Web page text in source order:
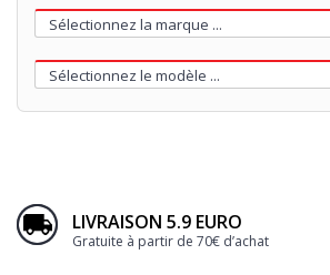
LIVRAISON 5.9 EURO
Gratuite à partir de 70€ d’achat